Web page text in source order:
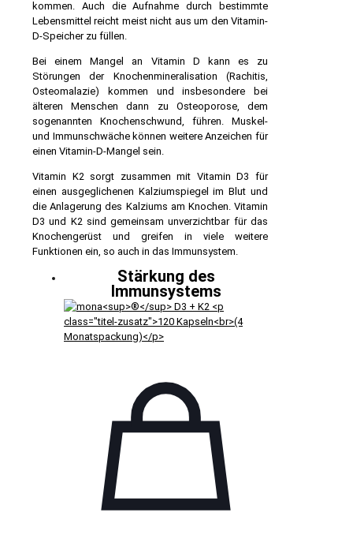
kommen. Auch die Aufnahme durch bestimmte
Lebensmittel reicht meist nicht aus um den Vitamin-
D-Speicher zu füllen.
Bei einem Mangel an Vitamin D kann es zu
Störungen der Knochenmineralisation (Rachitis,
Osteomalazie) kommen und insbesondere bei
älteren Menschen dann zu Osteoporose, dem
sogenannten Knochenschwund, führen. Muskel-
und Immunschwäche können weitere Anzeichen für
einen Vitamin-D-Mangel sein.
Vitamin K2 sorgt zusammen mit Vitamin D3 für
einen ausgeglichenen Kalziumspiegel im Blut und
die Anlagerung des Kalziums am Knochen. Vitamin
D3 und K2 sind gemeinsam unverzichtbar für das
Knochengerüst und greifen in viele weitere
Funktionen ein, so auch in das Immunsystem.
Stärkung des
Immunsystems